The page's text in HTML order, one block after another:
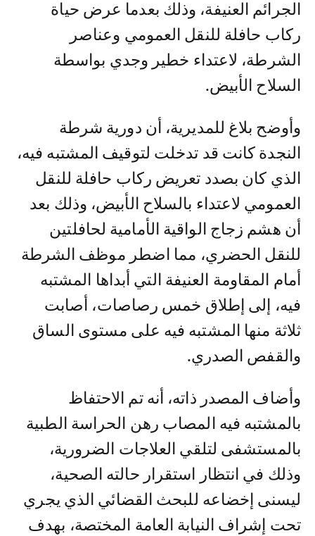
الجرائم العنيفة، وذلك بعدما عرض حياة
ركاب حافلة للنقل العمومي وعناصر
الشرطة، لاعتداء خطير وجدي بواسطة
السلاح الأبيض.
وأوضح بلاغ للمديرية، أن دورية شرطة
النجدة كانت قد تدخلت لتوقيف المشتبه فيه،
الذي كان بصدد تعريض ركاب حافلة للنقل
العمومي لاعتداء بالسلاح الأبيض، وذلك بعد
أن هشم زجاج الواقية الأمامية لحافلتين
للنقل الحضري، مما اضطر موظف الشرطة
أمام المقاومة العنيفة التي أبداها المشتبه
فيه، إلى إطلاق خمس رصاصات، أصابت
ثلاثة منها المشتبه فيه على مستوى الساق
والقفص الصدري.
وأضاف المصدر ذاته، أنه تم الاحتفاظ
بالمشتبه فيه المصاب رهن الحراسة الطبية
بالمستشفى لتلقي العلاجات الضرورية،
وذلك في انتظار استقرار حالته الصحية،
ليسنى إخضاعه للبحث القضائي الذي يجري
تحت إشراف النيابة العامة المختصة، بهدف